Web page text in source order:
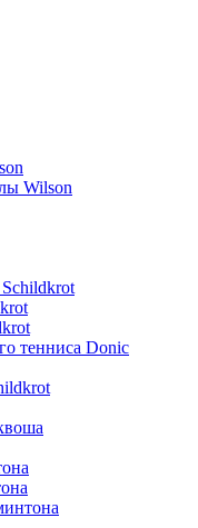
Wilson
тенниса Donic